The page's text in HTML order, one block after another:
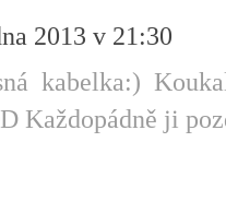
2013 v 21:30
kabelka:)
Každopádně ji